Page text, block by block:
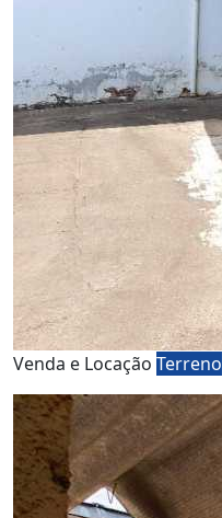
Venda e Locação Terreno